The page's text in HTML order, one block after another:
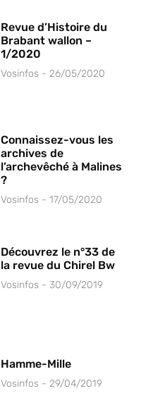
Revue d’Histoire du
Brabant wallon –
1/2020
Vosinfos 26/05/2020
Connaissez-vous les
archives de
l’archevêché à Malines
?
Vosinfos 17/05/2020
Découvrez le n°33 de
la revue du Chirel Bw
Vosinfos 30/09/2019
Hamme-Mille
Vosinfos 29/04/2019